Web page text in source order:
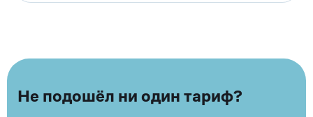
Не подошёл ни один тариф?